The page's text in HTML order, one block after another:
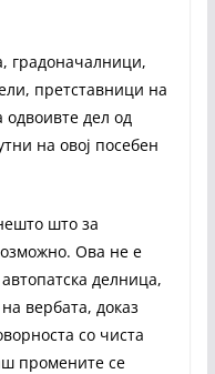
градоначалници,
претставници на
дел од
на овој посебен
што за
Ова не е
делница,
вербата, доказ
со чиста
промените се